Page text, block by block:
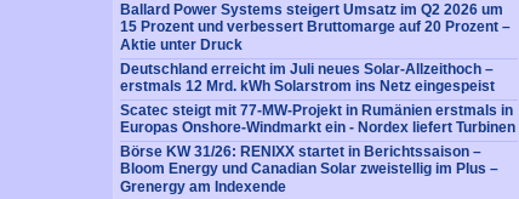
Ballard Power Systems steigert Umsatz im Q2 2026 um
15 Prozent und verbessert Bruttomarge auf 20 Prozent –
Aktie unter Druck
Deutschland erreicht im Juli neues Solar-Allzeithoch –
erstmals 12 Mrd. kWh Solarstrom ins Netz eingespeist
Scatec steigt mit 77-MW-Projekt in Rumänien erstmals in
Europas Onshore-Windmarkt ein - Nordex liefert Turbinen
Börse KW 31/26: RENIXX startet in Berichtssaison –
Bloom Energy und Canadian Solar zweistellig im Plus –
Grenergy am Indexende